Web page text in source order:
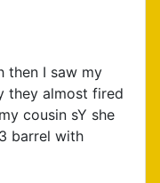
then I saw my
they almost fired
cousin sY she
barrel with